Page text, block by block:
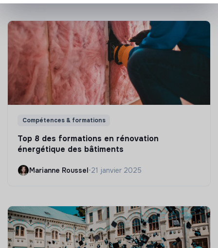
Compétences & formations
Top 8 des formations en rénovation
énergétique des bâtiments
Marianne Roussel•21 janvier 2025